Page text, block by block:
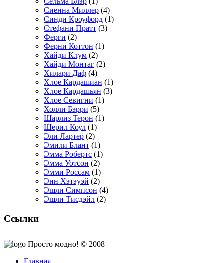
Сиенна Миллер (4)
Синди Кроуфорд (1)
Стефани Пратт (3)
Ферги (2)
Ферни Коттон (1)
Хайди Клум (2)
Хайди Монтаг (2)
Хилари Даф (4)
Хлое Кардашиан (1)
Хлое Кардашьян (3)
Хлое Севигни (1)
Холли Бэрри (5)
Шарлиз Терон (1)
Шерил Коул (1)
Эли Лартер (2)
Эмили Блант (1)
Эмма Робертс (1)
Эмма Уотсон (2)
Эмми Россам (1)
Энн Хэтэуэй (2)
Эшли Симпсон (4)
Эшли Тисдэйл (2)
Ссылки
Просто модно! © 2008